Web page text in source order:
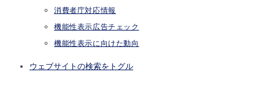
消費者庁対応情報
機能性表示広告チェック
機能性表示に向けた動向
ウェブサイトの検索をトグル